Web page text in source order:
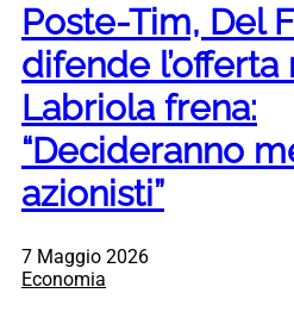
Poste-Tim, Del
difende l’offerta
Labriola frena:
“Decideranno
azionisti”
7 Maggio 2026
Economia